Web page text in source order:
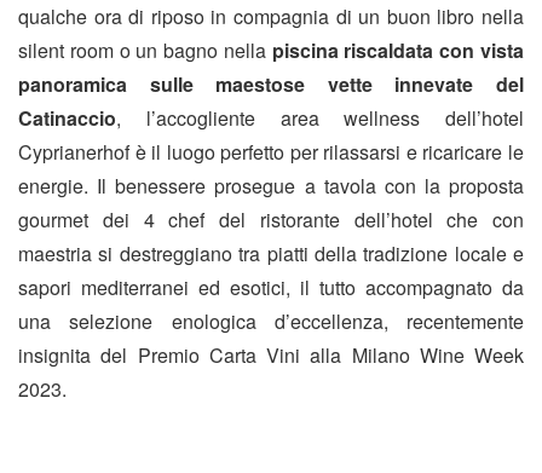
qualche ora di riposo in compagnia di un buon libro nella
silent room o un bagno nella piscina riscaldata con vista
panoramica sulle maestose vette innevate del
Catinaccio, l’accogliente area wellness dell’hotel
Cyprianerhof è il luogo perfetto per rilassarsi e ricaricare le
energie. Il benessere prosegue a tavola con la proposta
gourmet dei 4 chef del ristorante dell’hotel che con
maestria si destreggiano tra piatti della tradizione locale e
sapori mediterranei ed esotici, il tutto accompagnato da
una selezione enologica d’eccellenza, recentemente
insignita del Premio Carta Vini alla Milano Wine Week
2023.